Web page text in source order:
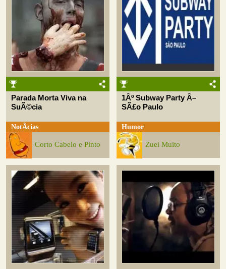
Parada Morta Viva na
SuÃ©cia
NotÃ­cias
Corto Cabelo e Pinto
1Âº Subway Party Â–
SÃ£o Paulo
Humor
Zuei Muito